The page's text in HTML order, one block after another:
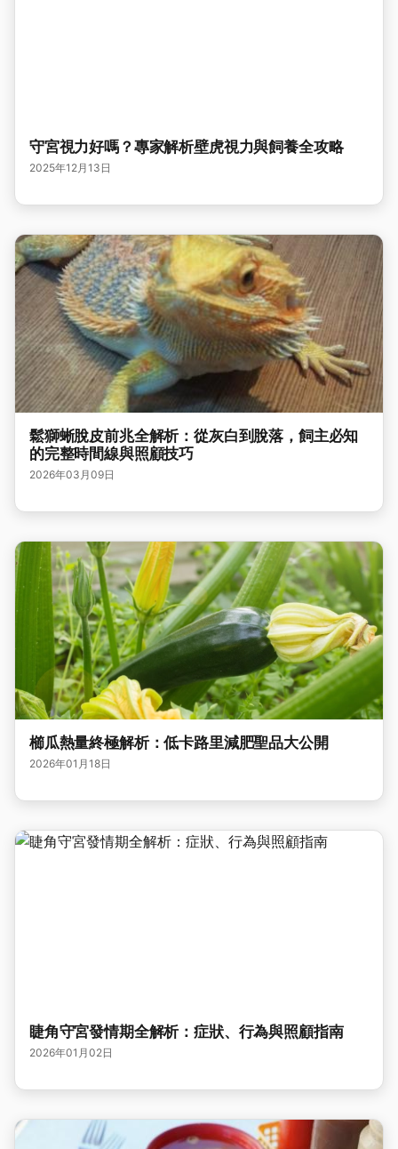
守宮視力好嗎？專家解析壁虎視力與飼養全攻略
2025年12月13日
鬆獅蜥脫皮前兆全解析：從灰白到脫落，飼主必知
的完整時間線與照顧技巧
2026年03月09日
櫛瓜熱量終極解析：低卡路里減肥聖品大公開
2026年01月18日
睫角守宮發情期全解析：症狀、行為與照顧指南
2026年01月02日